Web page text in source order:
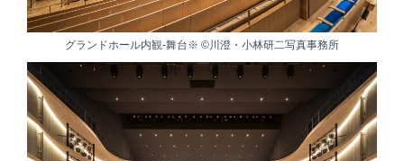
グランドホール内観-舞台※ ©川澄・小林研二写真事務所